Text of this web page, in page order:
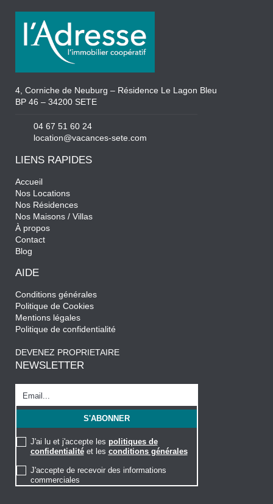
4, Corniche de Neuburg – Résidence Le Lagon Bleu
BP 46 – 34200 SETE
04 67 51 60 24
location@vacances-sete.com
LIENS RAPIDES
Accueil
Nos Locations
Nos Résidences
Nos Maisons / Villas
À propos
Contact
Blog
AIDE
Conditions générales
Politique de Cookies
Mentions légales
Politique de confidentialité
DEVENEZ PROPRIETAIRE
NEWSLETTER
J'ai lu et j'accepte les politiques de
confidentialitéet les conditions générales
J'accepte de recevoir des informations
commerciales